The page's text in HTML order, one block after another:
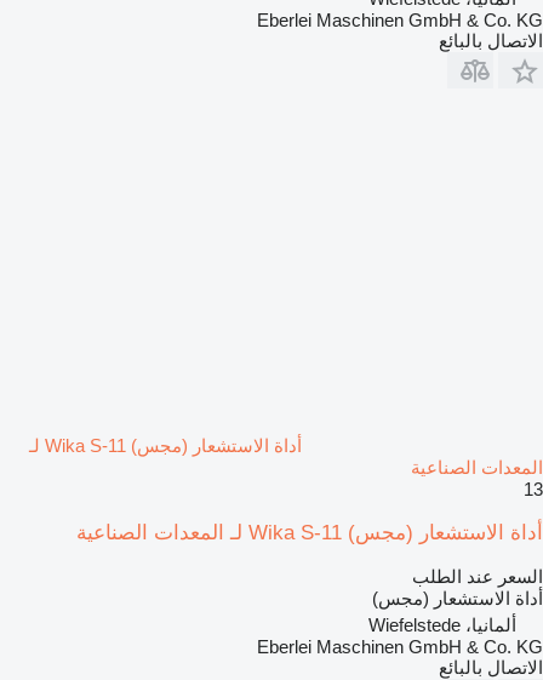
Eberlei Maschinen GmbH & Co. KG
الاتصال بالبائع
أداة الاستشعار (مجس) Wika S-11 لـ
المعدات الصناعية
13
أداة الاستشعار (مجس) Wika S-11 لـ المعدات الصناعية
السعر عند الطلب
أداة الاستشعار (مجس)
ألمانيا، Wiefelstede
Eberlei Maschinen GmbH & Co. KG
الاتصال بالبائع